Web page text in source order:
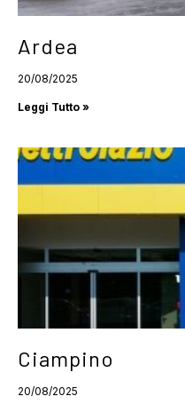
Ardea
20/08/2025
Leggi Tutto »
Ciampino
20/08/2025